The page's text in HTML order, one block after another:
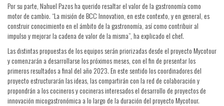
Por su parte, Nahuel Pazos ha querido resaltar el valor de la gastronomía como
motor de cambio. “La misión de BCC Innovation, en este contexto, y en general, es
construir conocimiento en el ámbito de la gastronomía, así como contribuir al
impulso y mejorar la cadena de valor de la misma”, ha explicado el chef.
Las distintas propuestas de los equipos serán priorizadas desde el proyecto Mycotour
y comenzarán a desarrollarse los próximos meses, con el fin de presentar los
primeros resultados a final del año 2023. En este sentido los coordinadores del
proyecto estructurarán las ideas, las compartirán con la red de colaboración y
propondrán a los cocineros y cocineras interesados el desarrollo de proyectos de
innovación micogastronómica a lo largo de la duración del proyecto Mycotour.